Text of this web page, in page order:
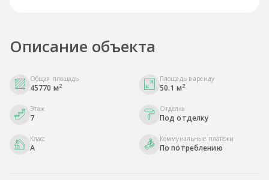
Описание объекта
Общая площадь
45770 м2
Площадь в аренду
50.1 м2
Этаж
7
Отделка
Под отделку
Класс
A
Коммунальные платежи
По потреблению